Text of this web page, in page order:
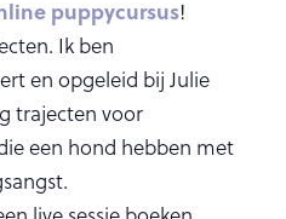
puppycursus!
Ik ben
en opgeleid bij Julie
trajecten voor
een hond hebben met